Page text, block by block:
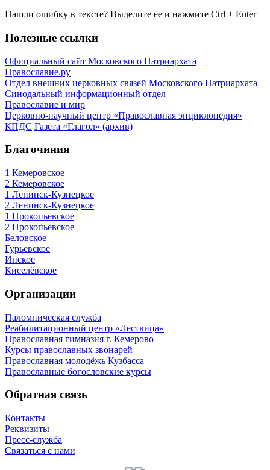
Нашли ошибку в тексте? Выделите ее и нажмите Ctrl + Enter
Полезные ссылки
Официальный сайт Московского Патриархата
Православие.ру
Отдел внешних церковных связей Московского Патриархата
Синодальный информационный отдел
Православие и мир
Церковно-научный центр «Православная энциклопедия»
КПДС Газета «Глагол» (архив)
Благочиния
1 Кемеровское
2 Кемеровское
1 Ленинск-Кузнецкое
2 Ленинск-Кузнецкое
1 Прокопьевское
2 Прокопьевское
Беловское
Гурьевское
Инское
Киселёвское
Организации
Паломническая служба
Реабилитационный центр «Лествица»
Православная гимназия г. Кемерово
Курсы православных звонарей
Православная молодёжь Кузбасса
Православные богословские курсы
Обратная связь
Контакты
Реквизиты
Пресс-служба
Связаться с нами